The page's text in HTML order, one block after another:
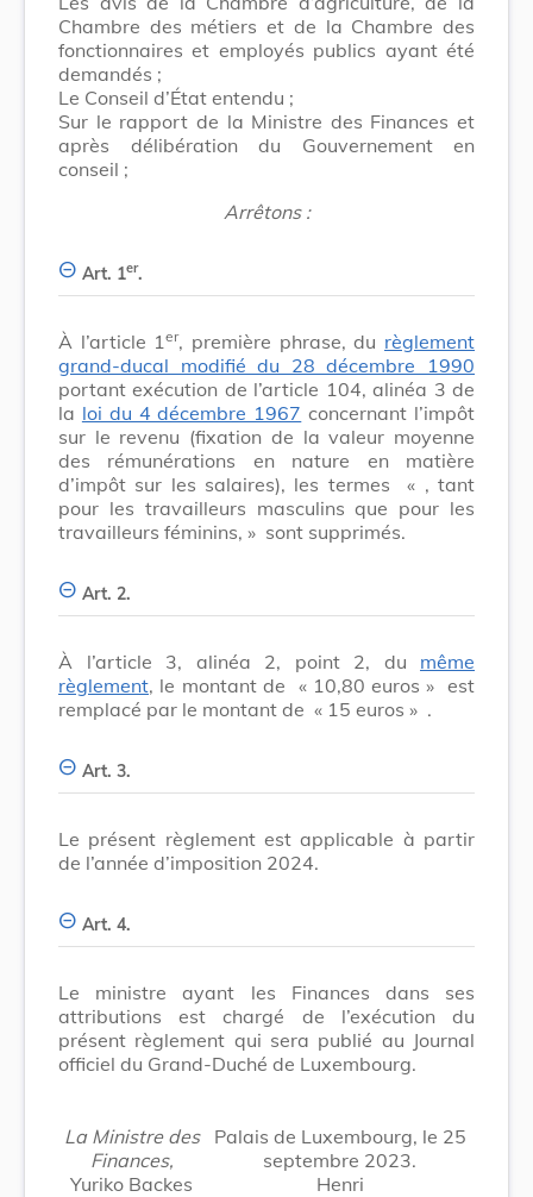
Chambre des métiers et de la Chambre des
fonctionnaires et employés publics ayant été
demandés ;
Le Conseil d’État entendu ;
Sur le rapport de la Ministre des Finances et
après délibération du Gouvernement en
conseil ;
Arrêtons :
Art. 1er.
À l’article 1er, première phrase, du règlement
grand-ducal modifié du 28 décembre 1990
portant exécution de l’article 104, alinéa 3 de
la loi du 4 décembre 1967 concernant l’impôt
sur le revenu (fixation de la valeur moyenne
des rémunérations en nature en matière
d’impôt sur les salaires), les termes
« , tant
pour les travailleurs masculins que pour les
travailleurs féminins, » sont supprimés.
Art. 2.
À l’article 3, alinéa 2, point 2, du même
règlement, le montant de « 10,80 euros » est
remplacé par le montant de « 15 euros » .
Art. 3.
Le présent règlement est applicable à partir
de l’année d’imposition 2024.
Art. 4.
Le ministre ayant les Finances dans ses
attributions est chargé de l’exécution du
présent règlement qui sera publié au Journal
officiel du Grand-Duché de Luxembourg.
La Ministre des
Finances,
Yuriko Backes
Palais de Luxembourg, le 25
septembre 2023.
Henri